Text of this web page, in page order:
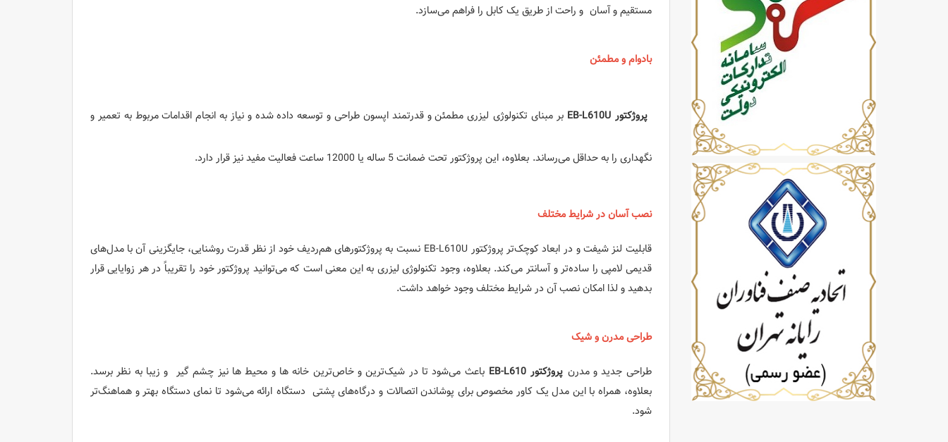
مستقیم و آسان و راحت از طریق یک کابل را فراهم می‌سازد.
بادوام و مطمئن
پروژکتور EB-L610U بر مبنای تکنولوژی لیزری مطمئن و قدرتمند اپسون طراحی و توسعه داده شده و نیاز به انجام اقدامات مربوط به تعمیر و
نگهداری را به حداقل می‌رساند. بعلاوه، این پروژکتور تحت ضمانت 5 ساله یا 12000 ساعت فعالیت مفید نیز قرار دارد.
نصب آسان در شرایط مختلف
قابلیت لنز شیفت و در ابعاد کوچک‌تر پروژکتور EB-L610U نسبت به پروژکتورهای هم‌ردیف خود از نظر قدرت روشنایی، جایگزینی آن با مدل‌های
قدیمی لامپی را ساده‌تر و آسانتر می‌کند. بعلاوه، وجود تکنولوژی لیزری به این معنی است که می‌توانید پروژکتور خود را تقریباً در هر زوایایی قرار
بدهید و لذا امکان نصب آن در شرایط مختلف وجود خواهد داشت.
طراحی مدرن و شیک
طراحی جدید و مدرن پروژکتور EB-L610
باعث می‌شود تا در شیک‌ترین و خاص‌ترین خانه ها و محیط‌ ها نیز چشم گیر و زیبا به نظر برسد.
بعلاوه، همراه با این مدل یک کاور مخصوص برای پوشاندن اتصالات و درگاه‌های پشتی دستگاه ارائه می‌شود تا نمای دستگاه بهتر و هماهنگ‌تر
شود.